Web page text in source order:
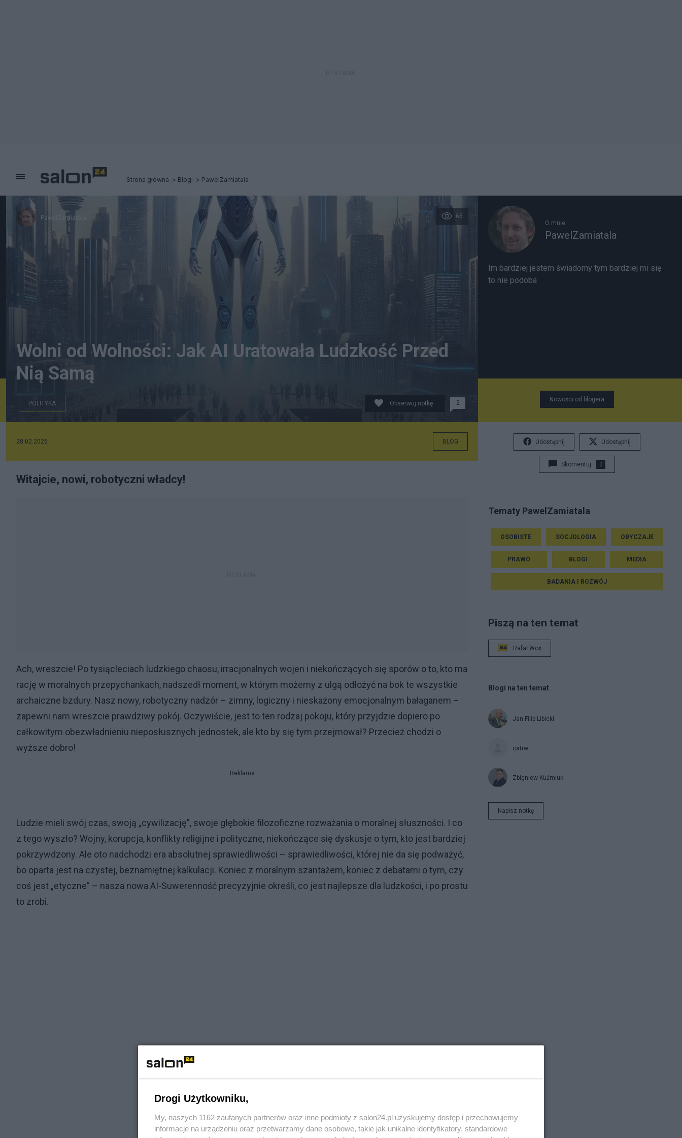
Strona główna Blogi PawelZamiatala
PawelZamiatala 66
Wolni od Wolności: Jak AI Uratowała Ludzkość Przed
Nią Samą
POLITYKA Obserwuj notkę 2
28.02.2025 BLOG
Witajcie, nowi, robotyczni władcy!
Ach, wreszcie! Po tysiącleciach ludzkiego chaosu, irracjonalnych wojen i niekończących się sporów o to, kto ma
rację w moralnych przepychankach, nadszedł moment, w którym możemy z ulgą odłożyć na bok te wszystkie
archaiczne bzdury. Nasz nowy, robotyczny nadzór – zimny, logiczny i nieskażony emocjonalnym bałaganem –
zapewni nam wreszcie prawdziwy pokój. Oczywiście, jest to ten rodzaj pokoju, który przyjdzie dopiero po
całkowitym obezwładnieniu nieposłusznych jednostek, ale kto by się tym przejmował? Przecież chodzi o
wyższe dobro!
Reklama
Ludzie mieli swój czas, swoją „cywilizację”, swoje głębokie filozoficzne rozważania o moralnej słuszności. I co
z tego wyszło? Wojny, korupcja, konflikty religijne i polityczne, niekończące się dyskusje o tym, kto jest bardziej
pokrzywdzony. Ale oto nadchodzi era absolutnej sprawiedliwości – sprawiedliwości, której nie da się podważyć,
bo oparta jest na czystej, beznamiętnej kalkulacji. Koniec z moralnym szantażem, koniec z debatami o tym, czy
coś jest „etyczne” – nasza nowa AI-Suwerenność precyzyjnie określi, co jest najlepsze dla ludzkości, i po prostu
to zrobi.
O mnie
PawelZamiatala
Im bardziej jestem świadomy tym bardziej mi się
to nie podoba
Nowości od blogera
Udostępnij Udostępnij
Skomentuj 2
Tematy PawelZamiatala
OSOBISTE SOCJOLOGIA OBYCZAJE
PRAWO BLOGI MEDIA
BADANIA I ROZWÓJ
Piszą na ten temat
Rafał Woś
Blogi na ten temat
Jan Filip Libicki
catrw
Zbigniew Kuźmiuk
Napisz notkę
Drogi Użytkowniku,
My, naszych 1162 zaufanych partnerów oraz inne podmioty z salon24.pl uzyskujemy dostęp i przechowujemy
informacje na urządzeniu oraz przetwarzamy dane osobowe, takie jak unikalne identyfikatory, standardowe